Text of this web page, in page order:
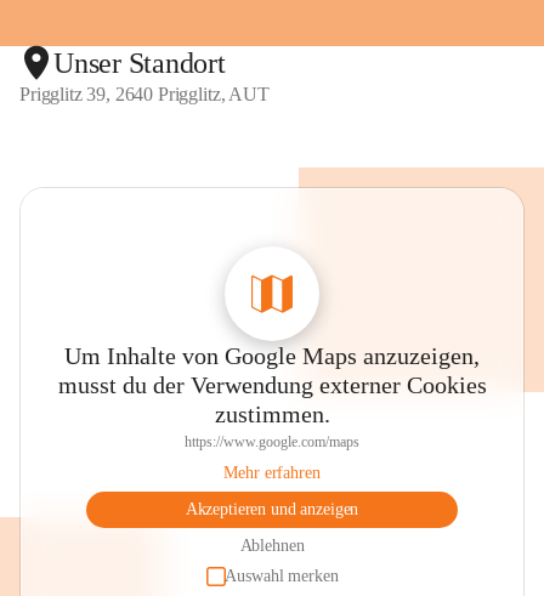
Unser Standort
Prigglitz 39, 2640 Prigglitz, AUT
Um Inhalte von Google Maps anzuzeigen,
musst du der Verwendung externer Cookies
zustimmen.
https://www.google.com/maps
Mehr erfahren
Akzeptieren und anzeigen
Ablehnen
Auswahl merken